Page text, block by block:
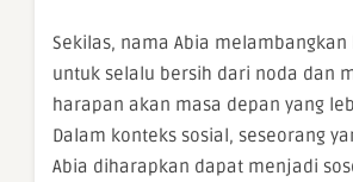
Sekilas, nama Abia melambangkan
untuk selalu bersih dari noda dan
harapan akan masa depan yang
Dalam konteks sosial, seseorang
Abia diharapkan dapat menjadi